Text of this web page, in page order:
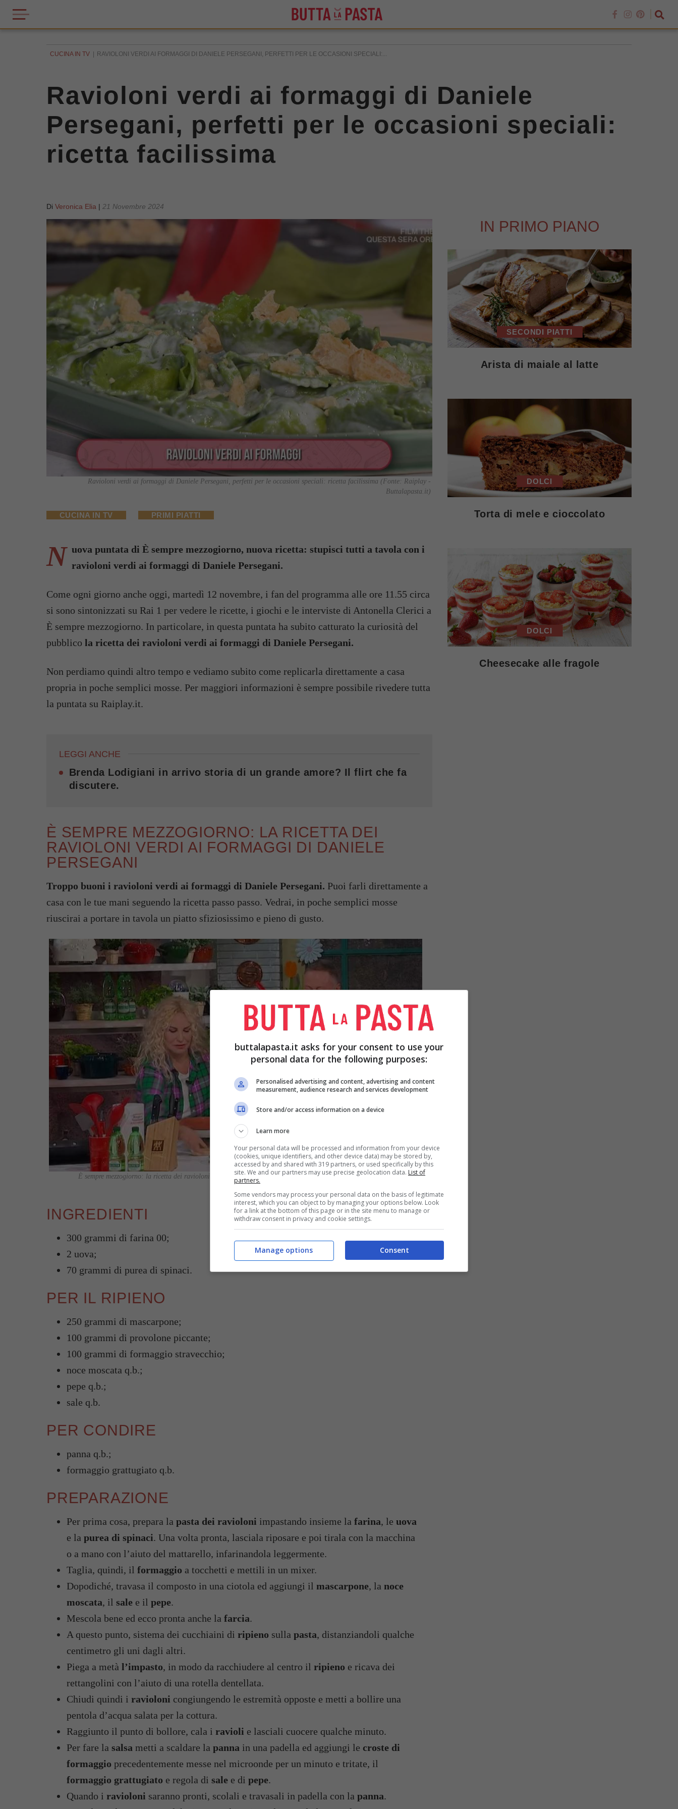
CUCINA IN TV RAVIOLONI VERDI AI FORMAGGI DI DANIELE PERSEGANI, PERFETTI PER LE OCCASIONI SPECIALI:...
Ravioloni verdi ai formaggi di Daniele
Persegani, perfetti per le occasioni speciali:
ricetta facilissima
Di Veronica Elia | 21 Novembre 2024
Ravioloni verdi ai formaggi di Daniele Persegani, perfetti per le occasioni speciali: ricetta facilissima (Fonte: Raiplay -
Buttalapasta.it)
CUCINA IN TV PRIMI PIATTI
N uova puntata di È sempre mezzogiorno, nuova ricetta: stupisci tutti a tavola con i
ravioloni verdi ai formaggi di Daniele Persegani.
Come ogni giorno anche oggi, martedì 12 novembre, i fan del programma alle ore 11.55 circa
si sono sintonizzati su Rai 1 per vedere le ricette, i giochi e le interviste di Antonella Clerici a
È sempre mezzogiorno. In particolare, in questa puntata ha subito catturato la curiosità del
pubblico la ricetta dei ravioloni verdi ai formaggi di Daniele Persegani.
Non perdiamo quindi altro tempo e vediamo subito come replicarla direttamente a casa
propria in poche semplici mosse. Per maggiori informazioni è sempre possibile rivedere tutta
la puntata su Raiplay.it.
LEGGI ANCHE
Brenda Lodigiani in arrivo storia di un grande amore? Il flirt che fa
discutere.
È SEMPRE MEZZOGIORNO: LA RICETTA DEI
RAVIOLONI VERDI AI FORMAGGI DI DANIELE
PERSEGANI
Troppo buoni i ravioloni verdi ai formaggi di Daniele Persegani. Puoi farli direttamente a
casa con le tue mani seguendo la ricetta passo passo. Vedrai, in poche semplici mosse
riuscirai a portare in tavola un piatto sfiziosissimo e pieno di gusto.
È sempre mezzogiorno: la ricetta dei ravioloni verdi ai formaggi di Daniele Persegani (Fonte: Raiplay – Buttalapasta.it)
INGREDIENTI
300 grammi di farina 00;
2 uova;
70 grammi di purea di spinaci.
PER IL RIPIENO
250 grammi di mascarpone;
100 grammi di provolone piccante;
100 grammi di formaggio stravecchio;
noce moscata q.b.;
pepe q.b.;
sale q.b.
PER CONDIRE
panna q.b.;
formaggio grattugiato q.b.
PREPARAZIONE
Per prima cosa, prepara la pasta dei ravioloni impastando insieme la farina, le uova
e la purea di spinaci. Una volta pronta, lasciala riposare e poi tirala con la macchina
o a mano con l’aiuto del mattarello, infarinandola leggermente.
Taglia, quindi, il formaggio a tocchetti e mettili in un mixer.
Dopodiché, travasa il composto in una ciotola ed aggiungi il mascarpone, la noce
moscata, il sale e il pepe.
Mescola bene ed ecco pronta anche la farcia.
A questo punto, sistema dei cucchiaini di ripieno sulla pasta, distanziandoli qualche
centimetro gli uni dagli altri.
Piega a metà l’impasto, in modo da racchiudere al centro il ripieno e ricava dei
rettangolini con l’aiuto di una rotella dentellata.
Chiudi quindi i ravioloni congiungendo le estremità opposte e metti a bollire una
pentola d’acqua salata per la cottura.
Raggiunto il punto di bollore, cala i ravioli e lasciali cuocere qualche minuto.
Per fare la salsa metti a scaldare la panna in una padella ed aggiungi le croste di
formaggio precedentemente messe nel microonde per un minuto e tritate, il
formaggio grattugiato e regola di sale e di pepe.
Quando i ravioloni saranno pronti, scolali e travasali in padella con la panna.
IN PRIMO PIANO
SECONDI PIATTI
Arista di maiale al latte
DOLCI
Torta di mele e cioccolato
DOLCI
Cheesecake alle fragole
buttalapasta.it asks for your consent to use your
personal data for the following purposes:
Personalised advertising and content, advertising and content
measurement, audience research and services development
Store and/or access information on a device
Learn more
Your personal data will be processed and information from your device
(cookies, unique identifiers, and other device data) may be stored by,
accessed by and shared with 319 partners, or used specifically by this
site. We and our partners may use precise geolocation data. List of
partners.
Some vendors may process your personal data on the basis of legitimate
interest, which you can object to by managing your options below. Look
for a link at the bottom of this page or in the site menu to manage or
withdraw consent in privacy and cookie settings.
Consent
Manage options